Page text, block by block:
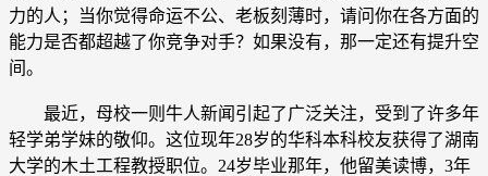
力的人；当你觉得命运不公、老板刻薄时，请问你在各方面的
能力是否都超越了你竞争对手？如果没有，那一定还有提升空
间。
最近，母校一则牛人新闻引起了广泛关注，受到了许多年
轻学弟学妹的敬仰。这位现年28岁的华科本科校友获得了湖南
大学的木土工程教授职位。24岁毕业那年，他留美读博，3年